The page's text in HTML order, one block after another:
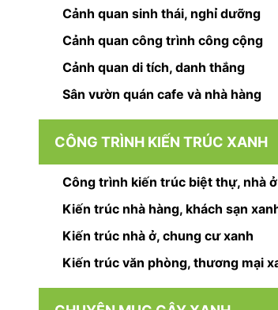
Cảnh quan sinh thái, nghỉ dưỡng
Cảnh quan công trình công cộng
Cảnh quan di tích, danh thắng
Sân vườn quán cafe và nhà hàng
CÔNG TRÌNH KIẾN TRÚC XANH
Công trình kiến trúc biệt thự, nhà ở
Kiến trúc nhà hàng, khách sạn
Kiến trúc nhà ở, chung cư xanh
Kiến trúc văn phòng, thương mại